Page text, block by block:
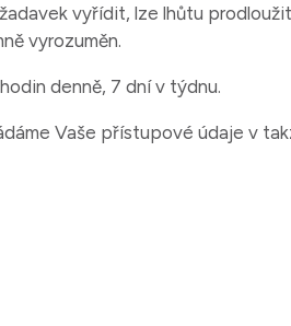
vyřídit, lze lhůtu
vyrozuměn.
denně, 7 dní v týdnu.
Vaše přístupové údaje v